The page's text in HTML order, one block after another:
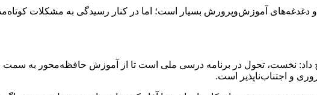
آموزش‌وپرورش بسیار است؛ اما در کنار رسیدگی به مشکلات
نخست، تحول در برنامه درسی ملی است تا از آموزش حافظه‌محور به سمت
و اجتناب‌ناپذیر است.